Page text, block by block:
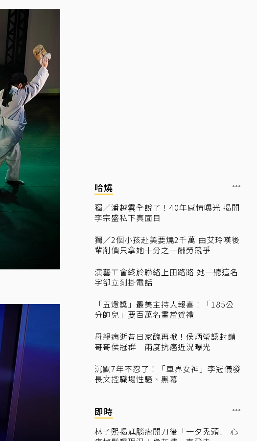
哈燒
獨／潘越雲全說了！40年感情曝光 揭開
李宗盛私下真面目
獨／2個小孩赴美要燒2千萬 曲艾玲嘆後
輩削價只拿她十分之一酬勞競爭
演藝工會終於聯絡上田路路 她一聽這名
字卻立刻掛電話
「五燈獎」最美主持人報喜！「185公
分帥兒」要百萬名畫當賀禮
母親病逝昔日家醜再掀！侯炳瑩認封鎖
哥哥侯冠群 兩度抗癌近況曝光
沉默7年不忍了！「車界女神」李冠儀發
長文控職場性騷、黑幕
即時
林子熙揭尪腦瘤開刀後「一夕禿頭」 心